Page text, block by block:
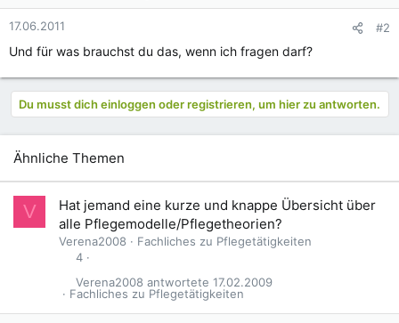
17.06.2011 #2
Und für was brauchst du das, wenn ich fragen darf?
Du musst dich einloggen oder registrieren, um hier zu antworten.
Ähnliche Themen
V
Hat jemand eine kurze und knappe Übersicht über
alle Pflegemodelle/Pflegetheorien?
Verena2008
Fachliches zu Pflegetätigkeiten
4
Fachliches zu Pflegetätigkeiten
17.02.2009
Verena2008